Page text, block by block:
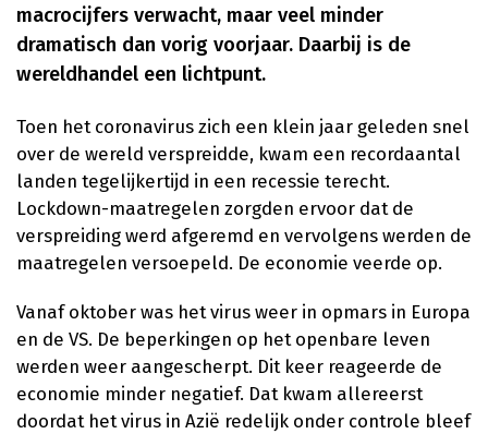
macrocijfers verwacht, maar veel minder
dramatisch dan vorig voorjaar. Daarbij is de
wereldhandel een lichtpunt.
Toen het coronavirus zich een klein jaar geleden snel
over de wereld verspreidde, kwam een recordaantal
landen tegelijkertijd in een recessie terecht.
Lockdown-maatregelen zorgden ervoor dat de
verspreiding werd afgeremd en vervolgens werden de
maatregelen versoepeld. De economie veerde op.
Vanaf oktober was het virus weer in opmars in Europa
en de VS. De beperkingen op het openbare leven
werden weer aangescherpt. Dit keer reageerde de
economie minder negatief. Dat kwam allereerst
doordat het virus in Azië redelijk onder controle bleef